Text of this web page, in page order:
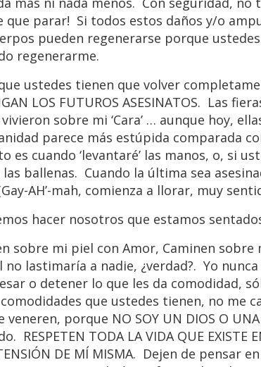
que parar! Si todos estos daños y/o
pueden regenerarse porque
regenerarme.
ustedes tienen que volver
LOS FUTUROS ASESINATOS. Las
sobre mi ‘Cara’ … aunque hoy,
parece más estúpida comparada
es cuando ‘levantaré’ las manos, o, si
ballenas. Cuando la última sea
AH’-mah, comienza a llorar, muy
hacer nosotros que estamos
sobre mi piel con Amor, Caminen
no lastimaría a nadie, ¿verdad?. Yo
o detener lo que les da comodidad,
que ustedes tienen, no me
porque NO SOY UN DIOS O UNA
RESPETEN TODA LA VIDA QUE EXISTE
DE MÍ MISMA. Dejen de pensar